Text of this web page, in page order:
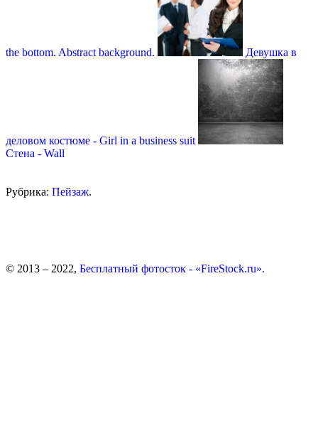
the bottom. Abstract background. Девушка в
деловом костюме - Girl in a business suit
Стена - Wall
Рубрика: Пейзаж.
© 2013 – 2022, Бесплатный фотосток - «FireStock.ru».